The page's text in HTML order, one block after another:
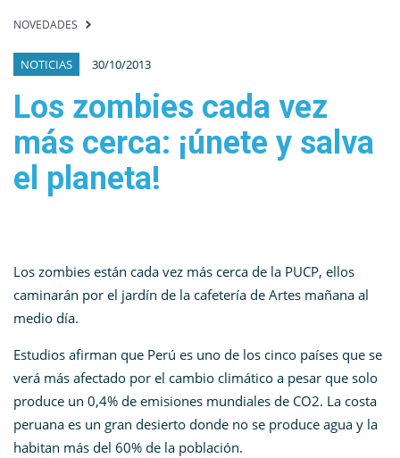
NOVEDADES
NOTICIAS 30/10/2013
Los zombies cada vez
más cerca: ¡únete y salva
el planeta!
Los zombies están cada vez más cerca de la PUCP, ellos
caminarán por el jardín de la cafetería de Artes mañana al
medio día.
Estudios afirman que Perú es uno de los cinco países que se
verá más afectado por el cambio climático a pesar que solo
produce un 0,4% de emisiones mundiales de CO2. La costa
peruana es un gran desierto donde no se produce agua y la
habitan más del 60% de la población.